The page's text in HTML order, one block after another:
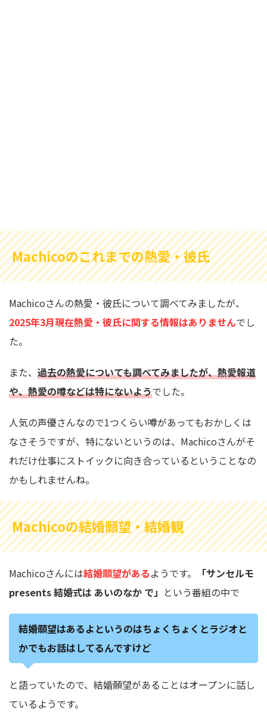
Machicoのこれまでの熱愛・彼氏
Machicoさんの熱愛・彼氏について調べてみましたが、
2025年3月現在熱愛・彼氏に関する情報はありませんでし
た。
また、 過去の熱愛についても調べてみましたが、熱愛報道
や、熱愛の噂などは特にないようでした。
人気の声優さんなので1つくらい噂があってもおかしくは
なさそうですが、特にないというのは、Machicoさんがそ
れだけ仕事にストイックに向き合っているということなの
かもしれませんね。
Machicoの結婚願望・結婚観
Machicoさんには結婚願望があるようです。
「サンセルモ
presents 結婚式は あいのなか で」 という番組の中で
結婚願望はあるよというのはちょくちょくとラジオと
かでもお話はしてるんですけど
と語っていたので、結婚願望があることはオープンに話し
ているようです。